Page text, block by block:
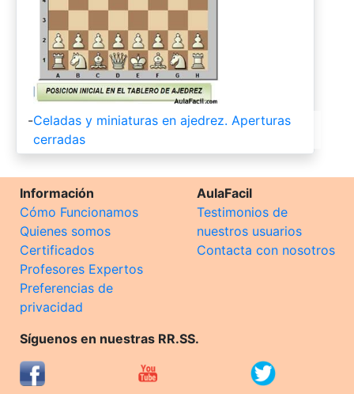
-Celadas y miniaturas en ajedrez. Aperturas
cerradas
Información
Cómo Funcionamos
Quienes somos
Certificados
Profesores Expertos
Preferencias de
privacidad
AulaFacil
Testimonios de
nuestros usuarios
Contacta con nosotros
Síguenos en nuestras RR.SS.